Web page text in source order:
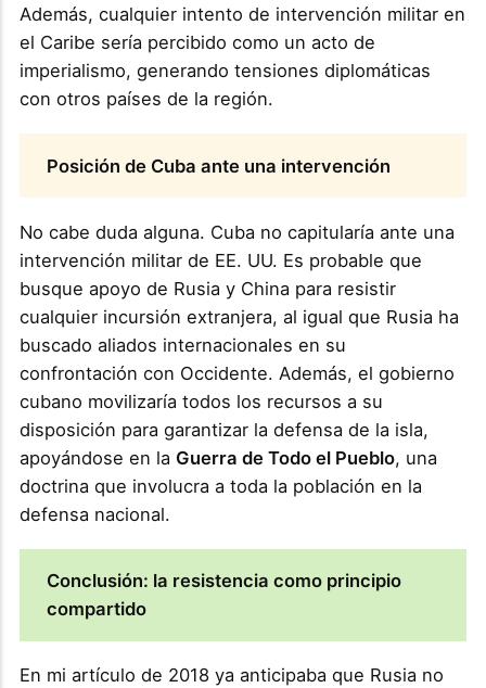
Además, cualquier intento de intervención militar en
el Caribe sería percibido como un acto de
imperialismo, generando tensiones diplomáticas
con otros países de la región.
Posición de Cuba ante una intervención
No cabe duda alguna. Cuba no capitularía ante una
intervención militar de EE. UU. Es probable que
busque apoyo de Rusia y China para resistir
cualquier incursión extranjera, al igual que Rusia ha
buscado aliados internacionales en su
confrontación con Occidente. Además, el gobierno
cubano movilizaría todos los recursos a su
disposición para garantizar la defensa de la isla,
apoyándose en la Guerra de Todo el Pueblo, una
doctrina que involucra a toda la población en la
defensa nacional.
Conclusión: la resistencia como principio
compartido
En mi artículo de 2018 ya anticipaba que Rusia no